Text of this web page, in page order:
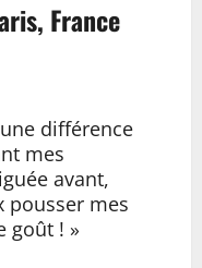
France
différence
mes
avant,
pousser mes
goût ! »